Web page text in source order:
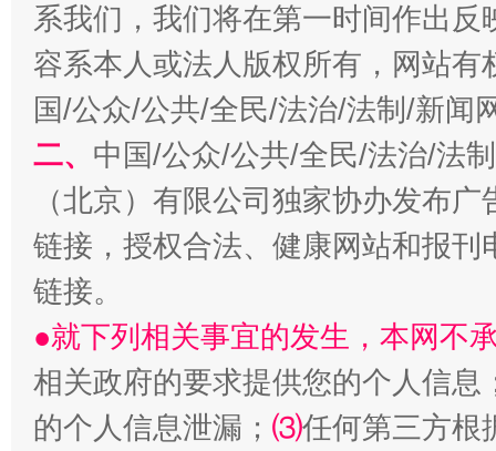
魏明亮
系我们，我们将在第一时间作出
容系本人或法人版权所有，网站
国/公众/公共/全民/法治/法制/新闻
二、 中国/公众/公共/全民/法治/法
（北京）有限公司独家协办发布
链接，授权合法、健康网站和报
链接。
●就下列相关事宜的发生，本网不
相关政府的要求提供您的个人信息
的个人信息泄漏； ⑶任何第三方根